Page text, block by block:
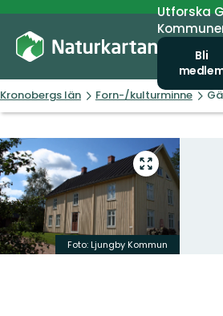
Utforska
Bli
Kronobergs län Forn-/kulturminne
Gå
till
helskärmsläge
Foto: Ljungby Kommun